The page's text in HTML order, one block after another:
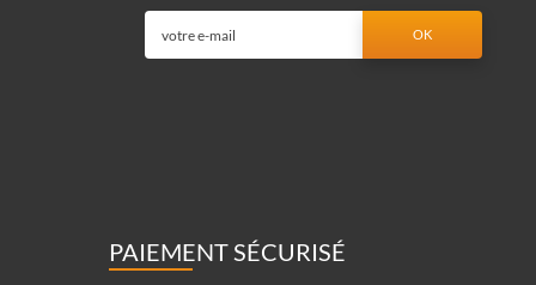
PAIEMENT SÉCURISÉ